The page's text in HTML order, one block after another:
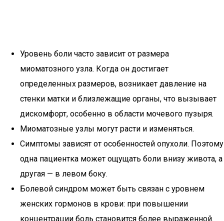
Уровень боли часто зависит от размера
миоматозного узла. Когда он достигает
определенных размеров, возникает давление на
стенки матки и близлежащие органы, что вызывает
дискомфорт, особенно в области мочевого пузыря.
Миоматозные узлы могут расти и изменяться.
Симптомы зависят от особенностей опухоли. Поэтому
одна пациентка может ощущать боли внизу живота, а
другая — в левом боку.
Болевой синдром может быть связан с уровнем
женских гормонов в крови: при повышении
концентрации боль становится более выраженной.